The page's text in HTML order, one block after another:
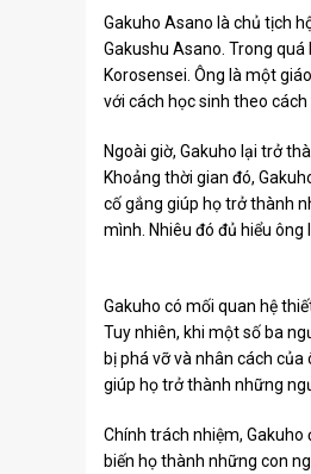
Gakuho Asano là chủ tịch
Gakushu Asano. Trong
Korosensei. Ông là một
với cách học sinh theo cách
Ngoài giờ, Gakuho lại trở
Khoảng thời gian đó,
cố gắng giúp họ trở thành
mình. Nhiêu đó đủ hiểu ông
Gakuho có mối quan hệ
Tuy nhiên, khi một số ba
bị phá vỡ và nhân cách
giúp họ trở thành những
Chính trách nhiệm,
biến họ thành những con